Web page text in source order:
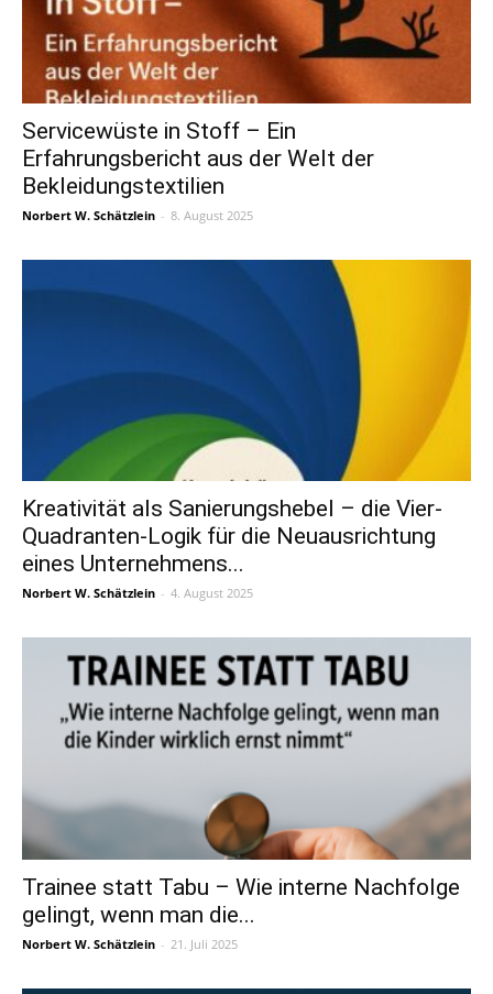
Servicewüste in Stoff – Ein
Erfahrungsbericht aus der Welt der
Bekleidungstextilien
Norbert W. Schätzlein - 8. August 2025
Kreativität als Sanierungshebel – die Vier-
Quadranten-Logik für die Neuausrichtung
eines Unternehmens...
Norbert W. Schätzlein - 4. August 2025
Trainee statt Tabu – Wie interne Nachfolge
gelingt, wenn man die...
Norbert W. Schätzlein - 21. Juli 2025